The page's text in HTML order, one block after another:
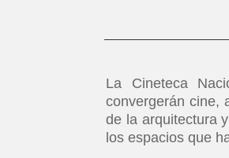
La Cineteca
convergerán cine,
de la arquitectura
los espacios que